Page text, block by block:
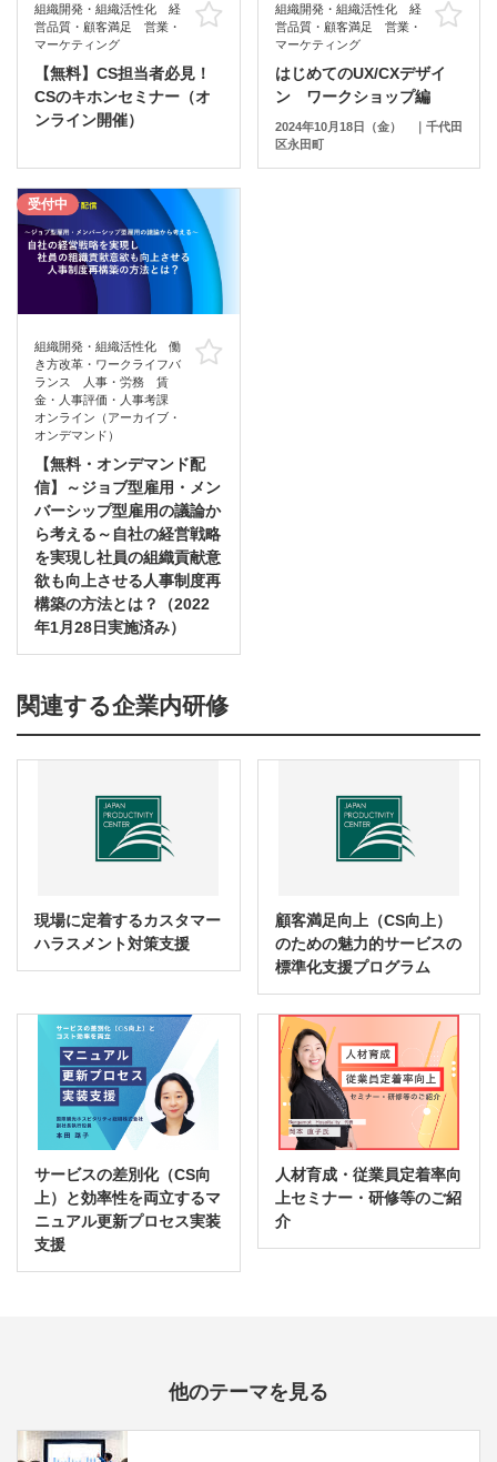
組織開発・組織活性化 経
営品質・顧客満足 営業・
マーケティング
お気に入り
【無料】CS担当者必見！
CSのキホンセミナー（オ
ンライン開催）
組織開発・組織活性化 経
営品質・顧客満足 営業・
マーケティング
はじめてのUX/CXデザイ
ン ワークショップ編
2024年10月18日（金） ｜千代田
区永田町
受付中
組織開発・組織活性化 働
き方改革・ワークライフバ
ランス 人事・労務 賃
金・人事評価・人事考課
オンライン（アーカイブ・
オンデマンド）
【無料・オンデマンド配
信】～ジョブ型雇用・メン
バーシップ型雇用の議論か
ら考える～自社の経営戦略
を実現し社員の組織貢献意
欲も向上させる人事制度再
構築の方法とは？（2022
年1月28日実施済み）
関連する企業内研修
現場に定着するカスタマー
ハラスメント対策支援
顧客満足向上（CS向上）
のための魅力的サービスの
標準化支援プログラム
サービスの差別化（CS向
上）と効率性を両立するマ
ニュアル更新プロセス実装
支援
人材育成・従業員定着率向
上セミナー・研修等のご紹
介
他のテーマを見る